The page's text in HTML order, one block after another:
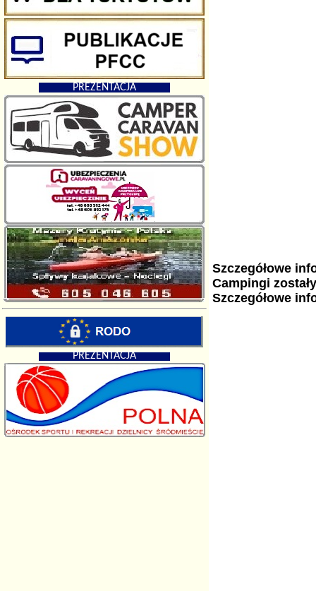
PREZENTACJA
PREZENTACJA
Szczegółowe
Campingi
Szczegółowe